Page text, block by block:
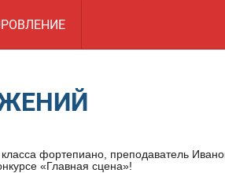
фортепиано, преподаватель
«Главная сцена»!